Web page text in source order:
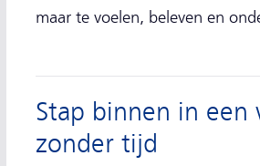
maar te voelen, beleven en
Stap binnen in een
zonder tijd